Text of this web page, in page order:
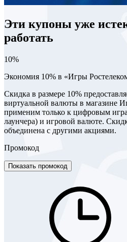
Эти купоны уже
работать
10%
Экономия 10% в «Игры
Скидка в размере 10%
виртуальной валюты в магазине
применим только к цифровым
лаунчера) и игровой валюте.
объединена с другими акциями.
Промокод
Показать промокод